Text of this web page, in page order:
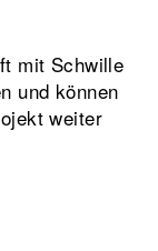
mit Schwille
und können
weiter